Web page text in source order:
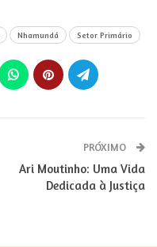
Nhamundá Setor Primário
PRÓXIMO
Ari Moutinho: Uma Vida
Dedicada à Justiça